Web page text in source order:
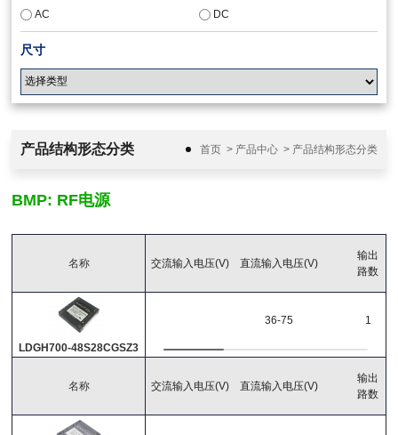
AC DC
尺寸
18-36
36-75
输出功率
(W) (W)
产品结构形态分类 首页> 产品中心> 产品结构形态分类
BMP: RF电源
名称
LDGH700-48S28CGSZ3
交流输入电压(V) 直流输入电压(V)
36-75
输出
路数
1
名称 交流输入电压(V) 直流输入电压(V)
输出
路数